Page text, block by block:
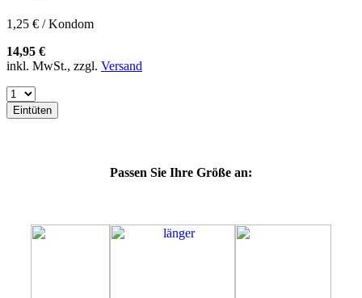
60J
60K
60L
64E
64K
64L
1,25 € / Kondom
14,95 €
inkl. MwSt., zzgl. Versand
Eintüten
Passen Sie Ihre Größe an: